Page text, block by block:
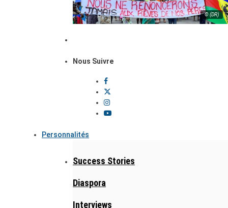
© (DR)
Nous Suivre
Personnalités
Success Stories
Diaspora
Interviews